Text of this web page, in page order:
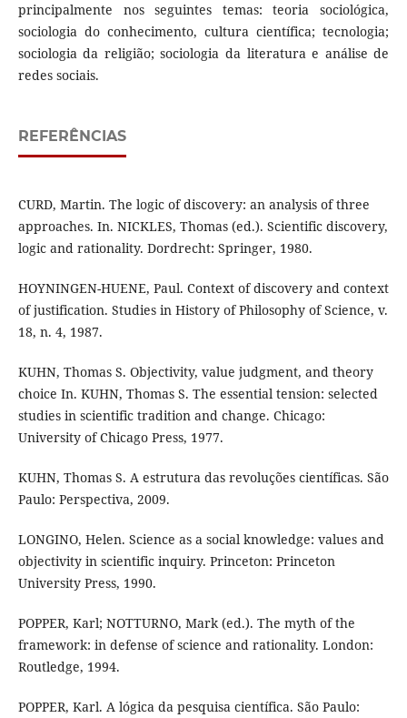
principalmente nos seguintes temas: teoria sociológica,
sociologia do conhecimento, cultura científica; tecnologia;
sociologia da religião; sociologia da literatura e análise de
redes sociais.
REFERÊNCIAS
CURD, Martin. The logic of discovery: an analysis of three
approaches. In. NICKLES, Thomas (ed.). Scientific discovery,
logic and rationality. Dordrecht: Springer, 1980.
HOYNINGEN-HUENE, Paul. Context of discovery and context
of justification. Studies in History of Philosophy of Science, v.
18, n. 4, 1987.
KUHN, Thomas S. Objectivity, value judgment, and theory
choice In. KUHN, Thomas S. The essential tension: selected
studies in scientific tradition and change. Chicago:
University of Chicago Press, 1977.
KUHN, Thomas S. A estrutura das revoluções científicas. São
Paulo: Perspectiva, 2009.
LONGINO, Helen. Science as a social knowledge: values and
objectivity in scientific inquiry. Princeton: Princeton
University Press, 1990.
POPPER, Karl; NOTTURNO, Mark (ed.). The myth of the
framework: in defense of science and rationality. London:
Routledge, 1994.
POPPER, Karl. A lógica da pesquisa científica. São Paulo: